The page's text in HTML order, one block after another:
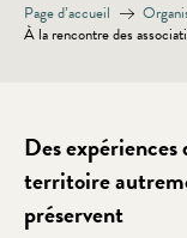
Page d’accueil
À la rencontre des
Des
territoire
préservent